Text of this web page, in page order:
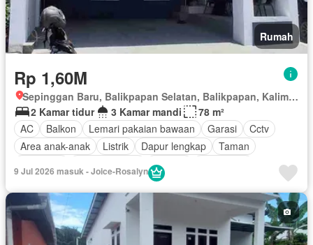
Rumah
Rp 1,60M
Sepinggan Baru, Balikpapan Selatan, Balikpapan, Kalimantan Timur
2 Kamar tidur
3 Kamar mandi
78 m²
AC
Balkon Lemari pakaian bawaan Garasi
Cctv
Area anak-anak
Listrik Dapur lengkap
Taman
Internet
Kabel video
Air Tangki air Halaman Berperabot lengkap
9 Jul 2026 masuk - Joice-Rosalyn